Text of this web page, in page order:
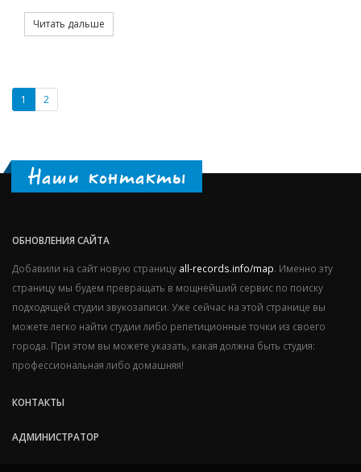
Читать дальше
1 2
Наши контакты
ОБНОВЛЕНИЯ САЙТА
Добавили на сайт новую страницу all-records.info/map. Именно эту
страницу мы будем превращать в мощнейший сервис по поиску
подходящей студии звукозаписи. Уже сейчас на этой странице вы
можете легко найти студии либо репетиционные точки из своего
города. При этом вы можете указать, какая должна быть студия:
профессиональная либо домашняя!
КОНТАКТЫ
АДМИНИСТРАТОР